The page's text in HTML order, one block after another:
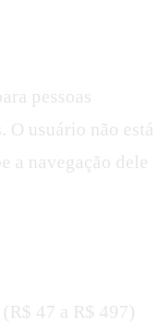
pessoas
O usuário não está
navegação dele
47 a R$ 497)